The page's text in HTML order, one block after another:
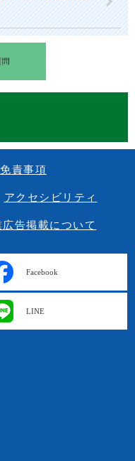
責事項
アクセシビリティ
広告掲載について
Facebook
LINE